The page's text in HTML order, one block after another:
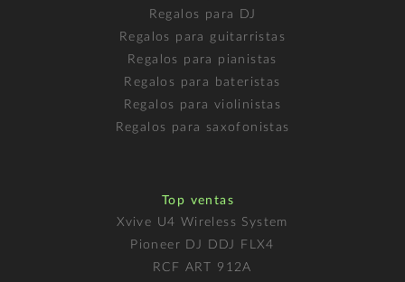
Regalos para DJ
Regalos para guitarristas
Regalos para pianistas
Regalos para bateristas
Regalos para violinistas
Regalos para saxofonistas
Top ventas
Xvive U4 Wireless System
Pioneer DJ DDJ FLX4
RCF ART 912A